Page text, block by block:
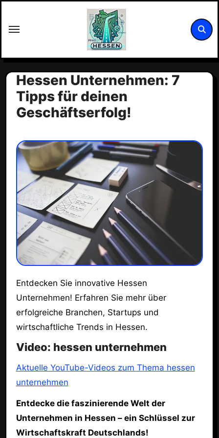
springen
Hessen Unternehmen: 7
Tipps für deinen
Geschäftserfolg!
Entdecken Sie innovative Hessen
Unternehmen! Erfahren Sie mehr über
erfolgreiche Branchen, Startups und
wirtschaftliche Trends in Hessen.
Video: hessen unternehmen
Aktuelle YouTube-Videos zum Thema hessen
unternehmen
Entdecke die faszinierende Welt der
Unternehmen in Hessen – ein Schlüssel zur
Wirtschaftskraft Deutschlands!